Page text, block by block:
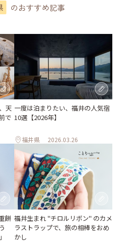
のおすすめ記事
天
で
一度は泊まりたい、福井の人気宿
10選【2026年】
福井県 2026.03.26
餅 福井生まれ "チロルリボン" のカメ
ラストラップで、旅の相棒をおめ
かし